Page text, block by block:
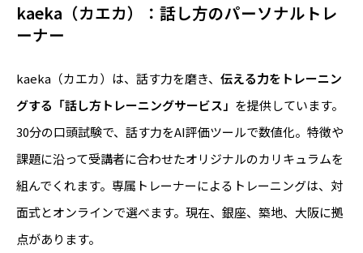
kaeka（カエカ）：話し方のパーソナルトレ
ーナー
kaeka（カエカ）は、話す力を磨き、 伝える力をトレーニン
グする「話し方トレーニングサービス」 を提供しています。
30分の口頭試験で、話す力をAI評価ツールで数値化。特徴や
課題に沿って受講者に合わせたオリジナルのカリキュラムを
組んでくれます。専属トレーナーによるトレーニングは、対
面式とオンラインで選べます。現在、銀座、築地、大阪に拠
点があります。